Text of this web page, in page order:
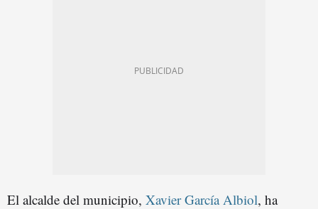
El alcalde del municipio, Xavier García Albiol, ha